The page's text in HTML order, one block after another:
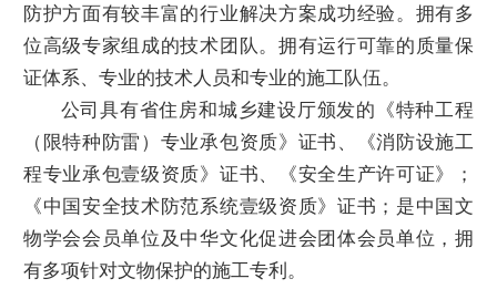
防护方面有较丰富的行业解决方案成功经验。拥有多
位高级专家组成的技术团队。拥有运行可靠的质量保
证体系、专业的技术人员和专业的施工队伍。
公司具有省住房和城乡建设厅颁发的《特种工程
（限特种防雷）专业承包资质》证书、《消防设施工
程专业承包壹级资质》证书、《安全生产许可证》；
《中国安全技术防范系统壹级资质》证书；是中国文
物学会会员单位及中华文化促进会团体会员单位，拥
有多项针对文物保护的施工专利。